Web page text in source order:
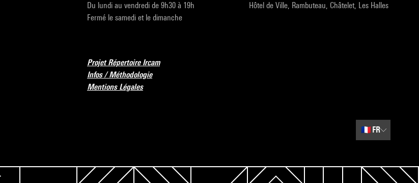
Du lundi au vendredi de 9h30 à 19h
Fermé le samedi et le dimanche
Hôtel de Ville, Rambuteau, Châtelet, Les Halles
Projet Répertoire Ircam
Infos / Méthodologie
Mentions Légales
🇫🇷 FR